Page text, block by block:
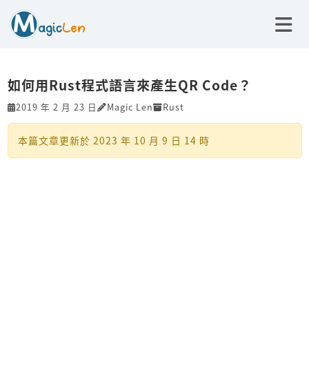
如何用Rust程式語言來產生QR Code？
2019 年 2 月 23 日 Magic Len Rust
本篇文章更新於 2023 年 10 月 9 日 14 時